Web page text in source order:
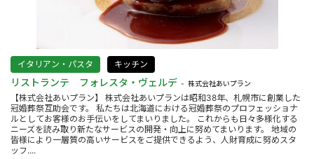
イタリアン・パスタ キッチン
リストランテ フォレスタ・ヴェルデ 株式会社あいプラン
【株式会社あいプラン】 株式会社あいプランは昭和38年、札幌市に創業した
冠婚葬祭互助会です。 私たちは北海道における冠婚葬祭のプロフェッショナ
ルとしてお客様のお手伝いをしてまいりました。 これからも日々多様化する
ニーズを読み取り新たなサービスの開発・向上に努めてまいります。 地域の
皆様により一層質の高いサービスをご提供できるよう、人財育成に努めスタ
ッフ....